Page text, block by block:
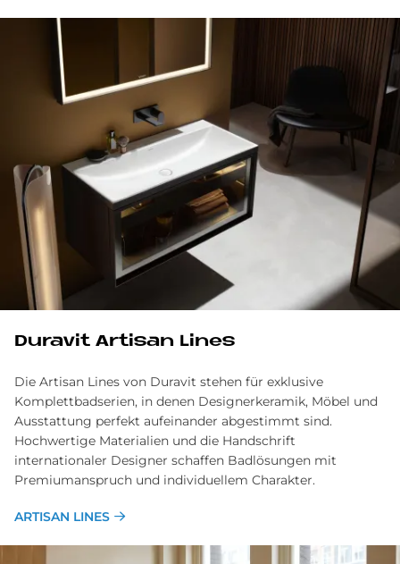
Du­ra­vit Ar­ti­san Li­nes
Die Artisan Lines von Duravit stehen für exklusive
Komplettbadserien, in denen Designerkeramik, Möbel und
Ausstattung perfekt aufeinander abgestimmt sind.
Hochwertige Materialien und die Handschrift
internationaler Designer schaffen Badlösungen mit
Premiumanspruch und individuellem Charakter.
ARTISAN LINES